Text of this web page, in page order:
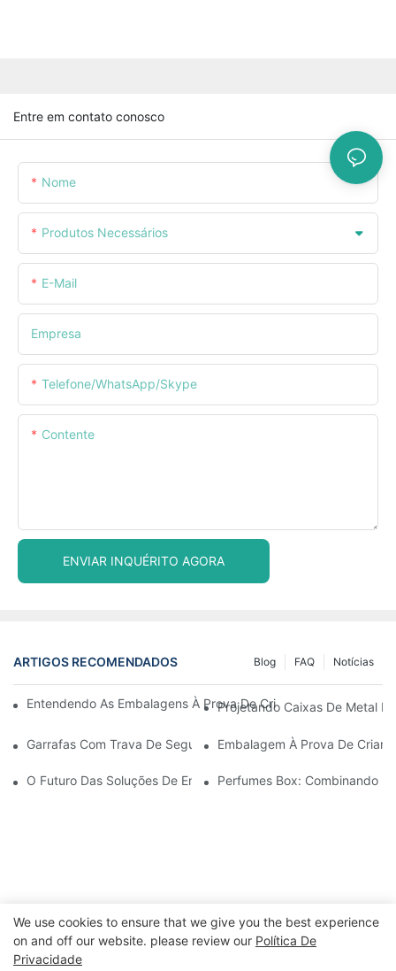
Entre em contato conosco
Nome
Produtos Necessários
E-Mail
Empresa
Telefone/WhatsApp/Skype
Contente
ENVIAR INQUÉRITO AGORA
ARTIGOS RECOMENDADOS Notícias
FAQ
Blog
Entendendo As Embalagens À Prova De Crianças: Garantindo
Projetando Caixas De Metal
Garrafas Com Trava De Segurança Para Crianças: O Que
Embalagem À Prova De
O Futuro Das Soluções De Embalagens À Prova De Crianças
Perfumes Box: Combinando
Direitos autorais © 2024 WWW.ECCODY.COM |
We use cookies to ensure that we give you the best experience
on and off our website. please review our Política De
Privacidade